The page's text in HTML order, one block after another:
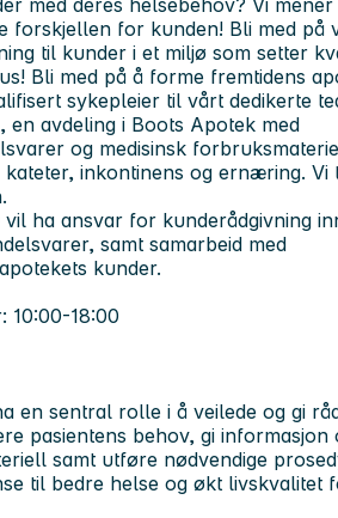
med deres helsebehov? Vi
forskjellen for kunden! Bli med på
til kunder i et miljø som setter
Bli med på å forme fremtidens
sykepleier til vårt dedikerte
avdeling i Boots Apotek med
og medisinsk
inkontinens og ernæring. Vi
ha ansvar for kunderådgivning
samt samarbeid med
kunder.
10:00-18:00
en sentral rolle i å veilede og gi
pasientens behov, gi informasjon
samt utføre nødvendige
til bedre helse og økt livskvalitet